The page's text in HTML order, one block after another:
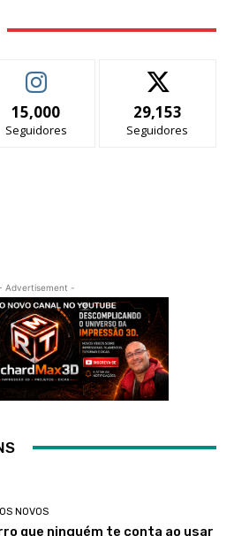
15,000
Seguidores
29,153
Seguidores
Advertisement -
NOVOS
que ninguém te conta ao usar